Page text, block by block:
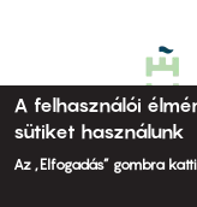
A felhasználói
sütiket használunk
Az „Elfogadás” gombra